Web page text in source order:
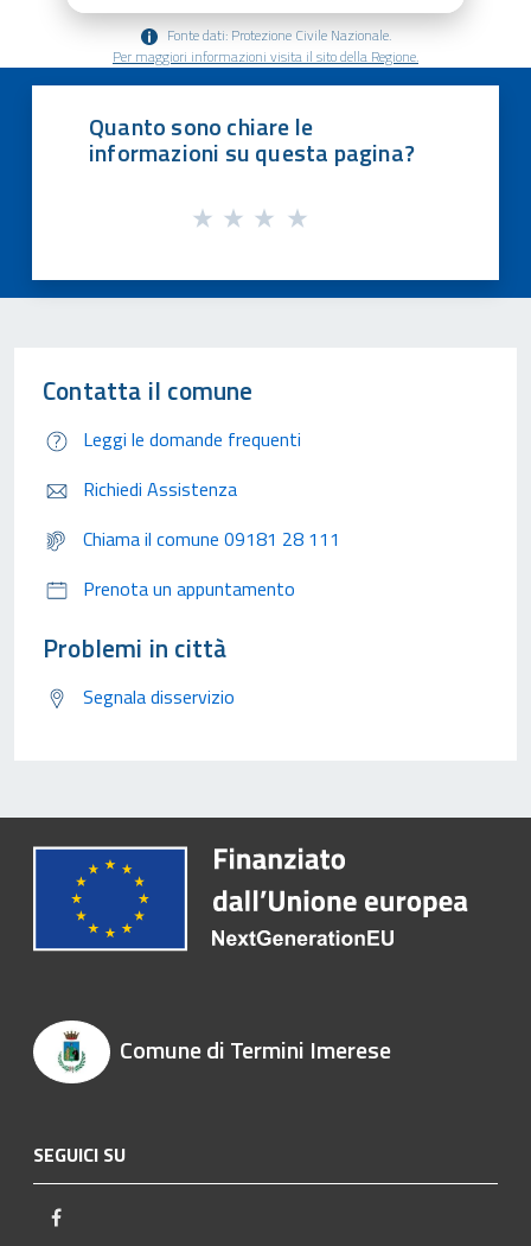
Fonte dati: Protezione Civile Nazionale.
Per maggiori informazioni visita il sito della Regione.
Quanto sono chiare le
informazioni su questa pagina?
Contatta il comune
Leggi le domande frequenti
Richiedi Assistenza
Chiama il comune 09181 28 111
Prenota un appuntamento
Problemi in città
Segnala disservizio
Comune di Termini Imerese
SEGUICI SU